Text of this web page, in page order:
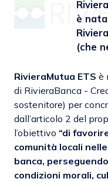
è
(che
RivieraMutua ETS è
di RivieraBanca -
sostenitore) per
dall’articolo 2 del
l’obiettivo “di
comunità locali
banca,
condizioni morali,